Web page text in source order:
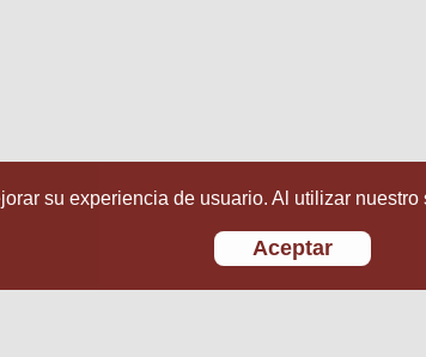
su experiencia de usuario. Al utilizar
Aceptar